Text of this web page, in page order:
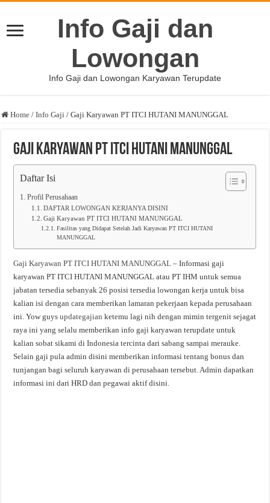
Info Gaji dan
Lowongan
Info Gaji dan Lowongan Karyawan Terupdate
Home / Info Gaji / Gaji Karyawan PT ITCI HUTANI MANUNGGAL
Gaji Karyawan PT ITCI HUTANI MANUNGGAL
Daftar Isi
Profil Perusahaan
DAFTAR LOWONGAN KERJANYA DISINI
Gaji Karyawan PT ITCI HUTANI MANUNGGAL
Fasilitas yang Didapat Setelah Jadi Karyawan PT ITCI HUTANI
MANUNGGAL
Gaji Karyawan PT ITCI HUTANI MANUNGGAL – Informasi gaji
karyawan PT ITCI HUTANI MANUNGGAL atau PT IHM untuk semua
jabatan tersedia sebanyak 26 posisi tersedia lowongan kerja untuk bisa
kalian isi dengan cara memberikan lamaran pekerjaan kepada perusahaan
ini. Yow guysupdategajian ketemu lagi nih dengan mimin tergenit sejagat
raya ini yang selalu memberikan info gaji karyawan terupdate untuk
kalian sobat sikami di Indonesia tercinta dari sabang sampai merauke.
Selain gaji pula admin disini memberikan informasi tentang bonus dan
tunjangan bagi seluruh karyawan di perusahaan tersebut. Admin dapatkan
informasi ini dari HRD dan pegawai aktif disini.